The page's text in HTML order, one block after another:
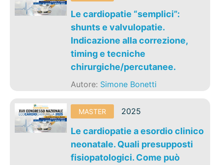
Le cardiopatie “semplici”:
shunts e valvulopatie.
Indicazione alla correzione,
timing e tecniche
chirurgiche/percutanee.
Autore: Simone Bonetti
MASTER 2025
Le cardiopatie a esordio clinico
neonatale. Quali presupposti
fisiopatologici. Come può